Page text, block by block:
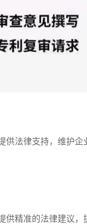
法律支持，维护企
精准的法律建议，